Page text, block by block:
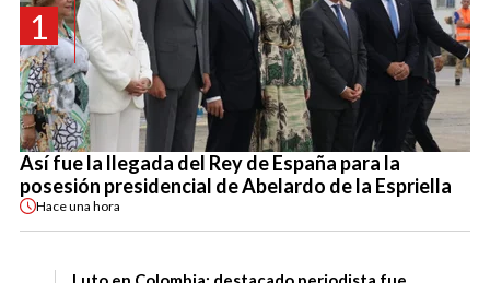
1
Así fue la llegada del Rey de España para la
posesión presidencial de Abelardo de la Espriella
Haceuna hora